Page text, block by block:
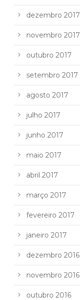
dezembro 2017
novembro 2017
outubro 2017
setembro 2017
agosto 2017
julho 2017
junho 2017
maio 2017
abril 2017
março 2017
fevereiro 2017
janeiro 2017
dezembro 2016
novembro 2016
outubro 2016